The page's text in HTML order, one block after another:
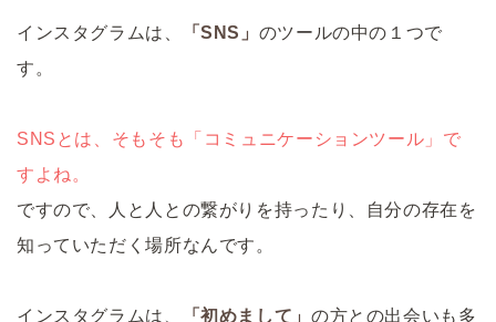
インスタグラムは、 「SNS」 のツールの中の１つで
す。
SNSとは、そもそも「コミュニケーションツール」で
すよね。
ですので、人と人との繋がりを持ったり、自分の存在を
知っていただく場所なんです。
インスタグラムは、 「初めまして」 の方との出会いも多